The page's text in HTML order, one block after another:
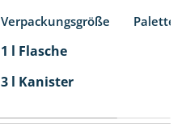
Verpackungsgröße
1 l Flasche
3 l Kanister